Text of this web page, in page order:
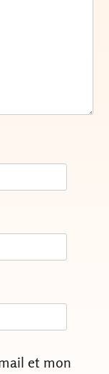
et mon